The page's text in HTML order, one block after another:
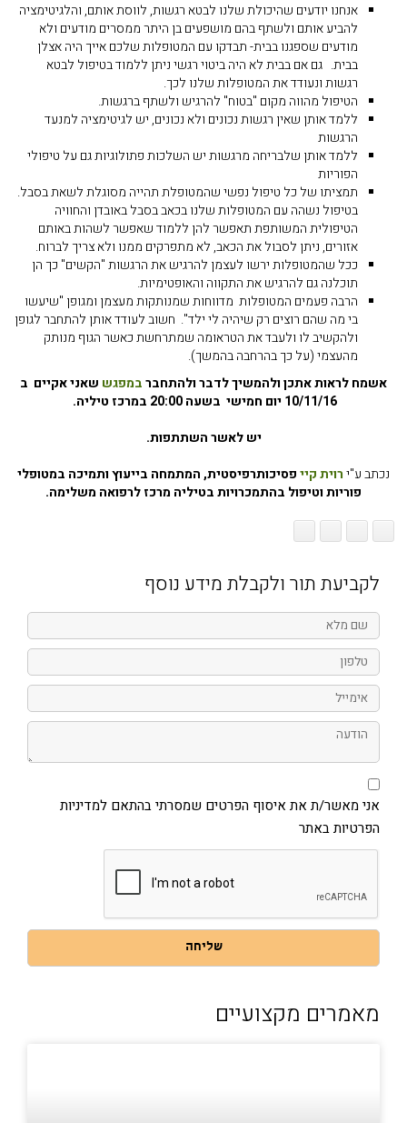
לקביעת תור ולקבלת מידע נוסף
שם
מלא
טלפון
אימייל
הודעה
אני
מאשר/ת
את
הפרטים
שמסרתי
באתר
אני מאשר/ת את איסוף הפרטים שמסרתי בהתאם למדיניות
הפרטיות באתר
שליחה
מאמרים מקצועיים
אנחנו יודעים שהיכולת שלנו לבטא רגשות, לווסת אותם, והלגיטימציה
להביע אותם ולשתף בהם מושפעים בן היתר ממסרים מודעים ולא
מודעים שספגנו בבית- תבדקו עם המטופלות שלכם אייך היה אצלן
בבית. גם אם בבית לא היה ביטוי רגשי ניתן ללמוד בטיפול לבטא
רגשות ונעודד את המטופלות שלנו לכך.
הטיפול מהווה מקום "בטוח" להרגיש ולשתף ברגשות.
ללמד אותן שאין רגשות נכונים ולא נכונים, יש לגיטימציה למנעד
הרגשות
ללמד אותן שלבריחה מרגשות יש השלכות פתולוגיות גם על טיפולי
הפוריות
תמציתו של כל טיפול נפשי שהמטופלת תהייה מסוגלת לשאת בסבל.
בטיפול נשהה עם המטופלות שלנו בכאב בסבל באובדן והחוויה
הטיפולית המשותפת תאפשר להן ללמוד שאפשר לשהות באותם
אזורים, ניתן לסבול את הכאב, לא מתפרקים ממנו ולא צריך לברוח.
ככל שהמטופלות ירשו לעצמן להרגיש את הרגשות "הקשים" כך הן
תוכלנה גם להרגיש את התקווה והאופטימיות.
הרבה פעמים המטופלות מדווחות שמנותקות מעצמן ומגופן "שיעשו
בי מה שהם רוצים רק שיהיה לי ילד". חשוב לעודד אותן להתחבר לגופן
ולהקשיב לו ולעבד את הטראומה שמתרחשת כאשר הגוף מנותק
מהעצמי (על כך בהרחבה בהמשך).
אשמח לראות אתכן ולהמשיך לדבר ולהתחברבמפגש שאני אקיים ב
10/11/16 יום חמישי בשעה 20:00 במרכז טיליה.
יש לאשר השתתפות.
נכתב ע"ירוית קייפסיכותרפיסטית, המתמחה בייעוץ ותמיכה במטופלי
פוריות וטיפול בהתמכרויות בטיליה מרכז לרפואה משלימה.